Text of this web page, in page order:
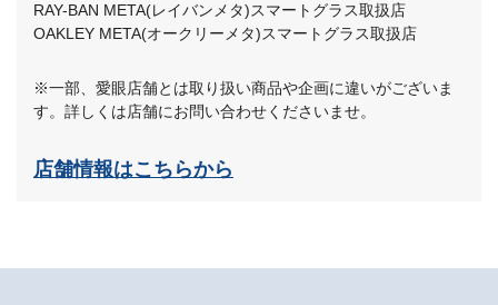
RAY-BAN META(レイバンメタ)スマートグラス取扱店
OAKLEY META(オークリーメタ)スマートグラス取扱店
※一部、愛眼店舗とは取り扱い商品や企画に違いがございま
す。詳しくは店舗にお問い合わせくださいませ。
店舗情報はこちらから